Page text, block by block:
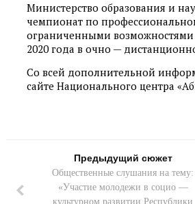
Министерство образования и
чемпионат по
ограниченными возможностями
2020 года в очно —
Со всей дополнительной
сайте Национального центра
Предыдущий сюжет
Общественные слушания на тему:
«Участие молодежи в социо —
культурном развитии Республики